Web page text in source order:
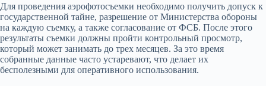
Для проведения аэрофотосъемки необходимо получить допуск к
государственной тайне, разрешение от Министерства обороны
на каждую съемку, а также согласование от ФСБ. После этого
результаты съемки должны пройти контрольный просмотр,
который может занимать до трех месяцев. За это время
собранные данные часто устаревают, что делает их
бесполезными для оперативного использования.